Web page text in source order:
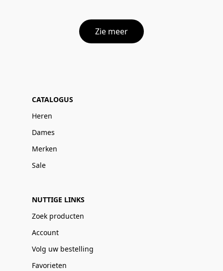
Zie meer
CATALOGUS
Heren
Dames
Merken
Sale
NUTTIGE LINKS
Zoek producten
Account
Volg uw bestelling
Favorieten